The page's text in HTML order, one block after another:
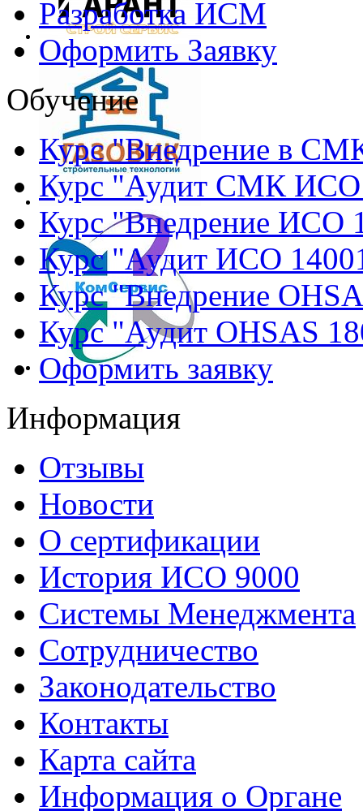
Разработка ИСМ
Оформить Заявку
Обучение
Курс "Внедрение в
Курс "Аудит СМК ИСО
Курс "Внедрение ИСО
Курс "Аудит ИСО
Курс "Внедрение
Курс "Аудит OHSAS
Оформить заявку
Информация
Отзывы
Новости
О сертификации
История ИСО 9000
Системы Менеджмента
Сотрудничество
Законодательство
Контакты
Карта сайта
Информация о Органе